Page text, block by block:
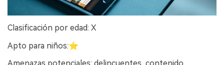
Clasificación por edad: X
Apto para niños:⭐